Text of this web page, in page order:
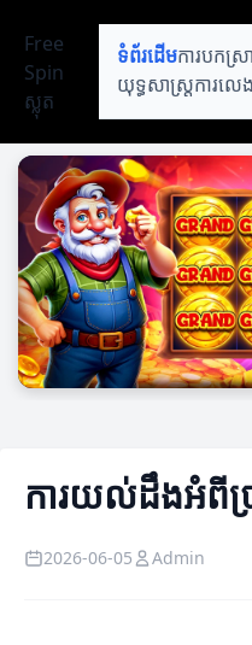
Free
Spin
ស្លុត
ទំព័រដើមការបកស្
យុទ្ធសាស្ត្រការលេង
ការយល់ដឹងអំពីប្
2026-06-05 Admin